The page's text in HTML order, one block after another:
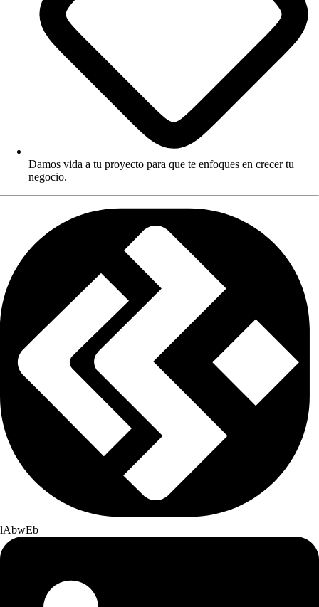
Damos vida a tu proyecto para que te enfoques en crecer tu
negocio.
lAbwEb